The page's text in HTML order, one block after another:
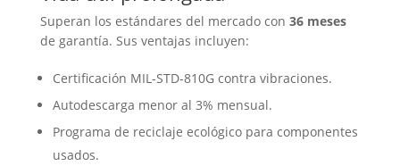
Superan los estándares del mercado con 36 meses
de garantía. Sus ventajas incluyen:
Certificación MIL-STD-810G contra vibraciones.
Autodescarga menor al 3% mensual.
Programa de reciclaje ecológico para componentes
usados.